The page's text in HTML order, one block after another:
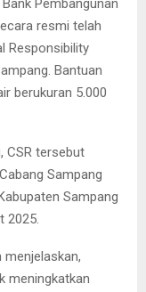
Pembangunan
resmi telah
Responsibility
Bantuan
berukuran 5.000
CSR tersebut
Sampang
Sampang
2025.
meningkatkan